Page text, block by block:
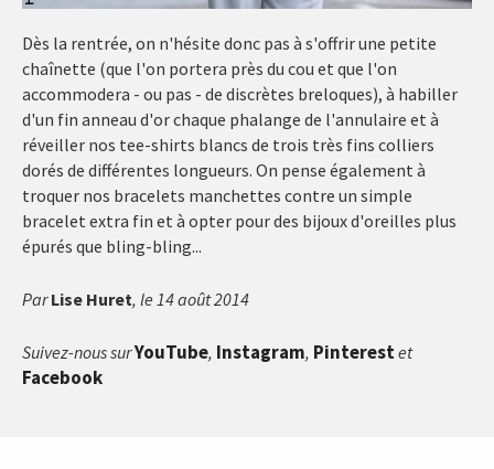
Dès la rentrée, on n'hésite donc pas à s'offrir une petite
chaînette (que l'on portera près du cou et que l'on
accommodera - ou pas - de discrètes breloques), à habiller
d'un fin anneau d'or chaque phalange de l'annulaire et à
réveiller nos tee-shirts blancs de trois très fins colliers
dorés de différentes longueurs. On pense également à
troquer nos bracelets manchettes contre un simple
bracelet extra fin et à opter pour des bijoux d'oreilles plus
épurés que bling-bling...
ParLise Huret, le 14 août 2014
Suivez-nous surYouTube, Instagram, Pinterestet
Facebook